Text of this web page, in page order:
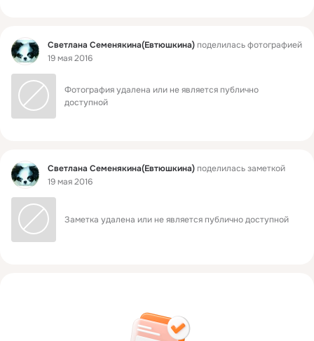
Фид Светлана Семенякина(Евтюшкина)поделилась фотографией
19 мая 2016
Фотография удалена или не является публично
доступной
Фид Светлана Семенякина(Евтюшкина)поделилась заметкой
19 мая 2016
Заметка удалена или не является публично доступной